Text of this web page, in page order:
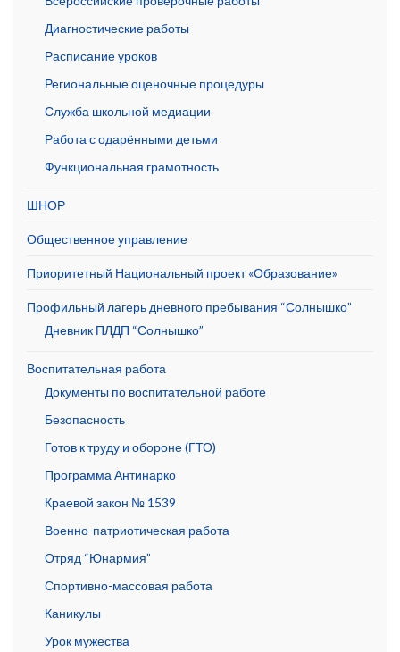
Диагностические работы
Расписание уроков
Региональные оценочные процедуры
Служба школьной медиации
Работа с одарёнными детьми
Функциональная грамотность
ШНОР
Общественное управление
Приоритетный Национальный проект «Образование»
Профильный лагерь дневного пребывания “Солнышко”
Дневник ПЛДП “Солнышко”
Воспитательная работа
Документы по воспитательной работе
Безопасность
Готов к труду и обороне (ГТО)
Программа Антинарко
Краевой закон № 1539
Военно-патриотическая работа
Отряд “Юнармия”
Спортивно-массовая работа
Каникулы
Урок мужества